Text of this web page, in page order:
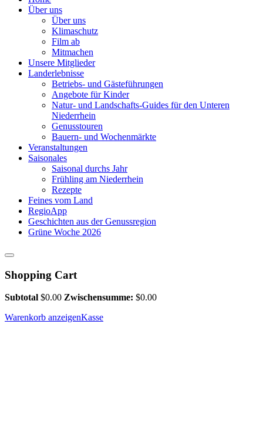
Über uns
Über uns
Klimaschutz
Film ab
Mitmachen
Unsere Mitglieder
Landerlebnisse
Betriebs- und Gästeführungen
Angebote für Kinder
Natur- und Landschafts-Guides für den Unteren
Niederrhein
Genusstouren
Bauern- und Wochenmärkte
Veranstaltungen
Saisonales
Saisonal durchs Jahr
Frühling am Niederrhein
Rezepte
Feines vom Land
RegioApp
Geschichten aus der Genussregion
Grüne Woche 2026
Shopping Cart
Subtotal $0.00 Zwischensumme: $0.00
Warenkorb anzeigenKasse